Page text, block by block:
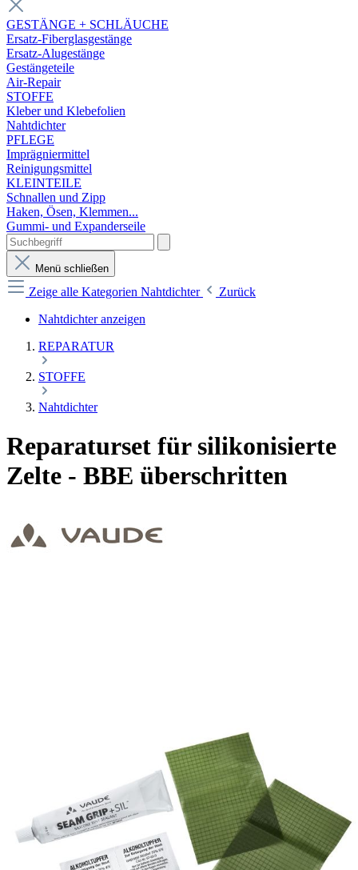
GESTÄNGE + SCHLÄUCHE
Ersatz-Fiberglasgestänge
Ersatz-Alugestänge
Gestängeteile
Air-Repair
STOFFE
Kleber und Klebefolien
Nahtdichter
PFLEGE
Imprägniermittel
Reinigungsmittel
KLEINTEILE
Schnallen und Zipp
Haken, Ösen, Klemmen...
Gummi- und Expanderseile
Menü schließen
Zeige alle Kategorien Nahtdichter
Zurück
Nahtdichter anzeigen
REPARATUR
STOFFE
Nahtdichter
Reparaturset für silikonisierte
Zelte - BBE überschritten